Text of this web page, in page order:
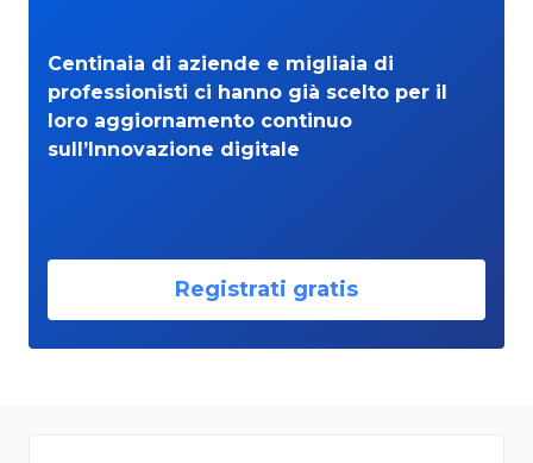
Centinaia di aziende e migliaia di
professionisti ci hanno già scelto per il
loro aggiornamento continuo
sull’Innovazione digitale
Registrati gratis